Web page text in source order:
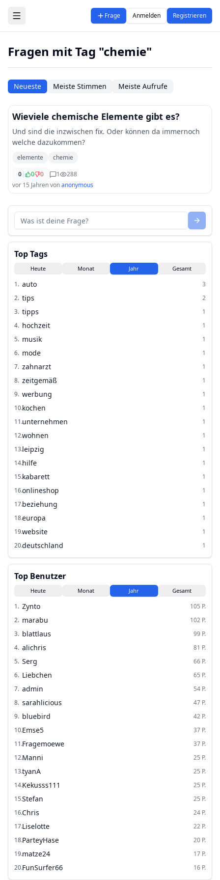
Zum Hauptinhalt springen
Frage Anmelden Registrieren
Fragen mit Tag "chemie"
Neueste Meiste Stimmen Meiste Aufrufe
Wieviele chemische Elemente gibt es?
Und sind die inzwischen fix. Oder können da immernoch
welche dazukommen?
elemente
chemie
0| 0 0 1
288
vor 15 Jahrenvonanonymous
Top Tags
Heute Monat Jahr Gesamt
1. auto
3
2. tips
2
3. tipps
1
4. hochzeit
1
5. musik
1
6. mode
1
7. zahnarzt
1
8. zeitgemäß
1
9. werbung
1
10.kochen
1
11.unternehmen
1
12.wohnen
1
13.leipzig
1
14.hilfe
1
15.kabarett
1
16.onlineshop
1
17.beziehung
1
18.europa
1
19.website
1
20.deutschland 1
Top Benutzer
Heute Monat Jahr Gesamt
1. Zynto 105 P.
2. marabu 102 P.
3. blattlaus 99 P.
4. alichris 81 P.
5. Serg 66 P.
6. Liebchen 65 P.
7. admin 54 P.
8. sarahlicious 47 P.
9. bluebird 42 P.
10.Emse5 37 P.
11.Fragemoewe 37 P.
12.Manni 25 P.
13.tyanA 25 P.
14.Kekusss111 25 P.
15.Stefan 25 P.
16.Chris 24 P.
17.Liselotte 22 P.
18.ParteyHase 20 P.
19.matze24 17 P.
20.FunSurfer66 16 P.